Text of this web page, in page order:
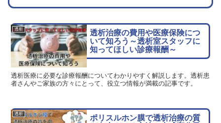
透析
透析治療の費用や医療保険につ
いて知ろう～透析室スタッフに
知ってほしい診療報酬～
透析医療に必要な診療報酬についてわかりやすく解説します。透析患
者さんやご家族の方々にとって、役立つ情報が満載の記事です。
透析
ポリスルホン膜で透析治療の質